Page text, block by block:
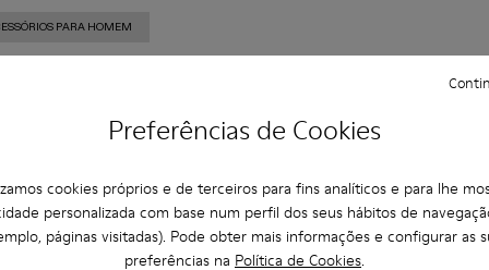
Preferências de Cookies
cookies próprios e de terceiros para fins analíticos e para lhe
personalizada com base num perfil dos seus hábitos de
páginas visitadas). Pode obter mais informações e configurar as
preferências na Política de Cookies.
PARA HOMEM
estudantes
Seguimento do
pedido
Pagamento
Atenção ao
cliente
frequentes
Contate-nos
Accessibility
Política de
Sobre camper
together
Social
Responsibility
Oportunidades
Take Back
ReCrafted